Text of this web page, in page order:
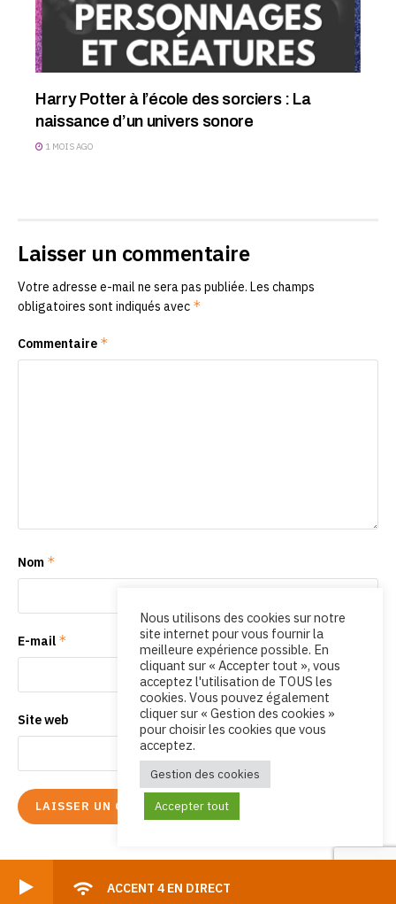
Harry Potter à l’école des sorciers : La
naissance d’un univers sonore
1 MOIS AGO
Laisser un commentaire
Votre adresse e-mail ne sera pas publiée. Les champs
obligatoires sont indiqués avec *
Commentaire *
Nom *
E-mail *
Site web
ACCENT 4 EN DIRECT
Nous utilisons des cookies sur notre
site internet pour vous fournir la
meilleure expérience possible. En
cliquant sur « Accepter tout », vous
acceptez l'utilisation de TOUS les
cookies. Vous pouvez également
cliquer sur « Gestion des cookies »
pour choisir les cookies que vous
acceptez.
Gestion des cookies
Accepter tout